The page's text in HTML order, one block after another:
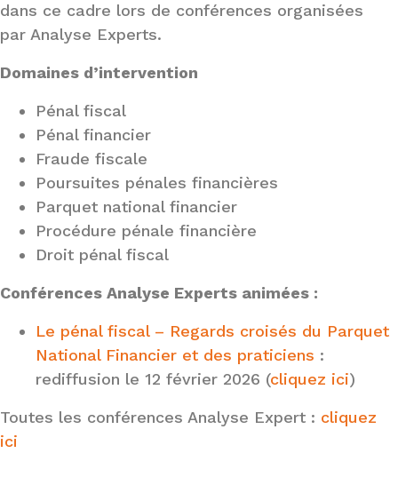
dans ce cadre lors de conférences organisées
par Analyse Experts.
Domaines d’intervention
Pénal fiscal
Pénal financier
Fraude fiscale
Poursuites pénales financières
Parquet national financier
Procédure pénale financière
Droit pénal fiscal
Conférences Analyse Experts animées :
Le pénal fiscal – Regards croisés du Parquet
National Financier et des praticiens :
rediffusion le 12 février 2026 (cliquez ici)
Toutes les conférences Analyse Expert : cliquez
ici